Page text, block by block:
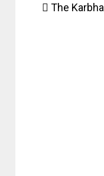
The